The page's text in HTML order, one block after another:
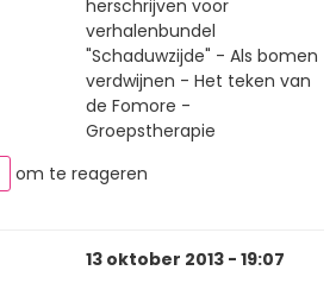
herschrijven voor
verhalenbundel
"Schaduwzijde" - Als bomen
verdwijnen - Het teken van
de Fomore -
Groepstherapie
om te reageren
13 oktober 2013 - 19:07